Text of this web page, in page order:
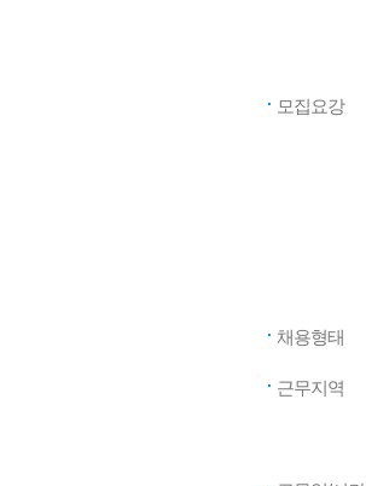
모집요강
채용형태
근무지역